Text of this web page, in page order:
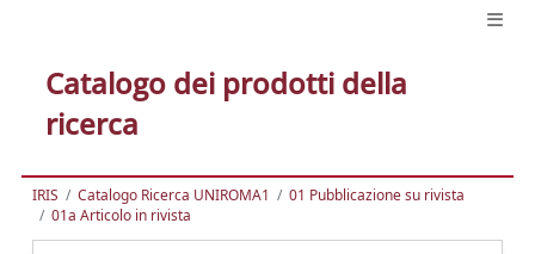
Catalogo dei prodotti della
ricerca
IRIS Catalogo Ricerca UNIROMA1
01 Pubblicazione su rivista
01a Articolo in rivista